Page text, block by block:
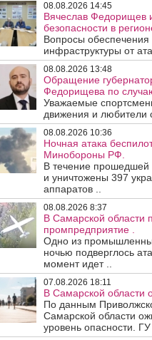
08.08.2026 14:45
Вячеслав Федорищев
безопасности в
Вопросы обеспечения
инфраструктуры от
08.08.2026 13:48
Обращение
Федорищева по
Уважаемые
движения и любители
08.08.2026 10:36
Ночная атака
Минобороны РФ.
В течение
и уничтожены 397
аппаратов ..
08.08.2026 8:37
В Самарской области
промпредприятие .
Одно из
ночью подверглось
момент идет ..
07.08.2026 18:11
В Самарской области
По данным
Самарской области
уровень опасности.